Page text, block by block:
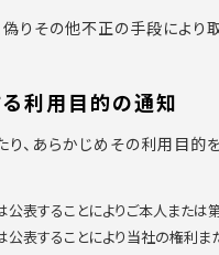
りその他不正の手段により
利用目的の通知
、あらかじめその利用目的
公表することによりご本人また
公表することにより当社の権利